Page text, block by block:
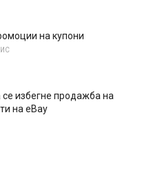
на купони
избегне продажба на
на eBay